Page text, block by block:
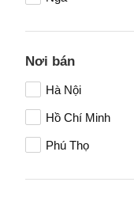
Nơi bán
Hà Nội
Hồ Chí Minh
Phú Thọ